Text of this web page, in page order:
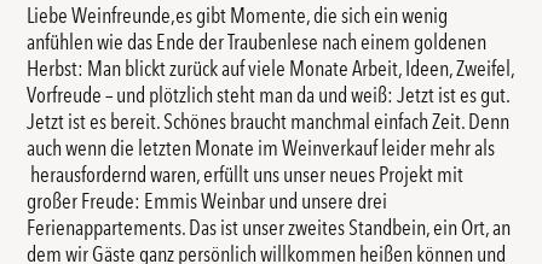
Liebe Weinfreunde,es gibt Momente, die sich ein wenig
anfühlen wie das Ende der Traubenlese nach einem goldenen
Herbst: Man blickt zurück auf viele Monate Arbeit, Ideen, Zweifel,
Vorfreude – und plötzlich steht man da und weiß: Jetzt ist es gut.
Jetzt ist es bereit. Schönes braucht manchmal einfach Zeit. Denn
auch wenn die letzten Monate im Weinverkauf leider mehr als
herausfordernd waren, erfüllt uns unser neues Projekt mit
großer Freude: Emmis Weinbar und unsere drei
Ferienappartements. Das ist unser zweites Standbein, ein Ort, an
dem wir Gäste ganz persönlich willkommen heißen können und